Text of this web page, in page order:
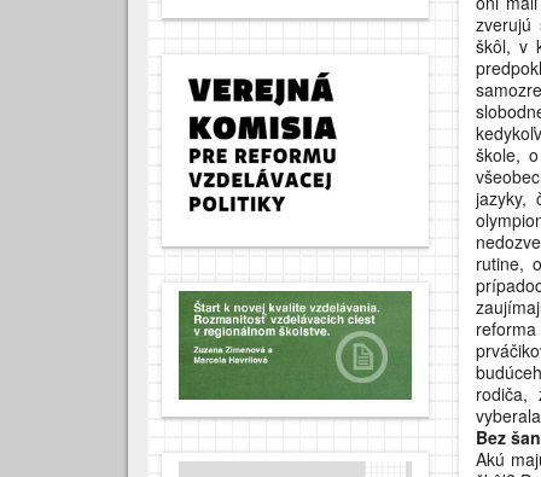
zverujú
škôl, v
škole,
jazyky,
rutine,
rodiča,
Bez
Akú